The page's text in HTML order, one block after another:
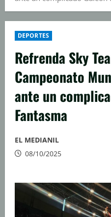
DEPORTES
Refrenda Sky
Campeonato
ante un
Fantasma
EL MEDIANIL
08/10/2025